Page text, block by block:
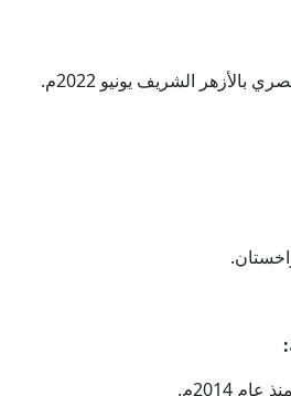
الشريف يونيو 2022م.
2014م.